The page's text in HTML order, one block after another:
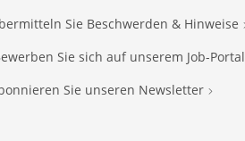
Sie Beschwerden & Hinweise
Sie sich auf unserem Job-Portal
Sie unseren Newsletter